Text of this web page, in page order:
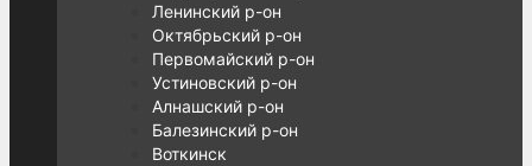
Ленинский р-он
Октябрьский р-он
Первомайский р-он
Устиновский р-он
Алнашский р-он
Балезинский р-он
Воткинск